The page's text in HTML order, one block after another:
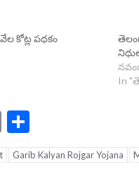
కోట్ల పధకం
In
Email
Garib Kalyan Rojgar Yojana